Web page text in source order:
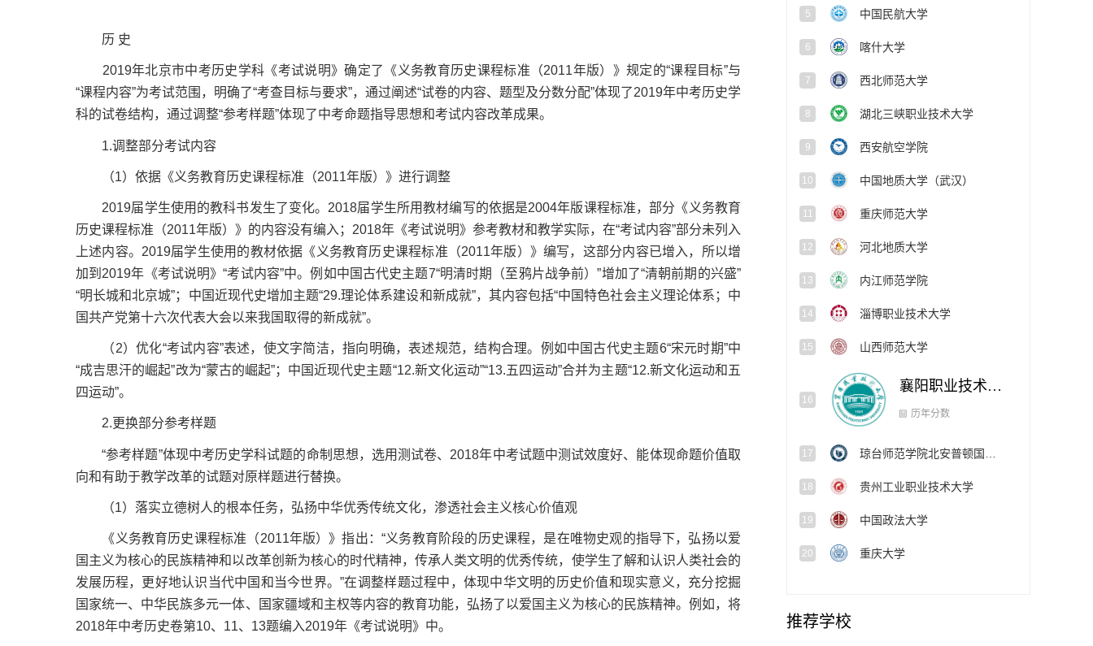
历 史
2019年北京市中考历史学科《考试说明》确定了《义务教育历史课程标准（2011年版）》规定的“课程目标”与
“课程内容”为考试范围，明确了“考查目标与要求”，通过阐述“试卷的内容、题型及分数分配”体现了2019年中考历史学
科的试卷结构，通过调整“参考样题”体现了中考命题指导思想和考试内容改革成果。
1.调整部分考试内容
（1）依据《义务教育历史课程标准（2011年版）》进行调整
2019届学生使用的教科书发生了变化。2018届学生所用教材编写的依据是2004年版课程标准，部分《义务教育
历史课程标准（2011年版）》的内容没有编入；2018年《考试说明》参考教材和教学实际，在“考试内容”部分未列入
上述内容。2019届学生使用的教材依据《义务教育历史课程标准（2011年版）》编写，这部分内容已增入，所以增
加到2019年《考试说明》“考试内容”中。例如中国古代史主题7“明清时期（至鸦片战争前）”增加了“清朝前期的兴盛”
“明长城和北京城”；中国近现代史增加主题“29.理论体系建设和新成就”，其内容包括“中国特色社会主义理论体系；中
国共产党第十六次代表大会以来我国取得的新成就”。
（2）优化“考试内容”表述，使文字简洁，指向明确，表述规范，结构合理。例如中国古代史主题6“宋元时期”中
“成吉思汗的崛起”改为“蒙古的崛起”；中国近现代史主题“12.新文化运动”“13.五四运动”合并为主题“12.新文化运动和五
四运动”。
2.更换部分参考样题
“参考样题”体现中考历史学科试题的命制思想，选用测试卷、2018年中考试题中测试效度好、能体现命题价值取
向和有助于教学改革的试题对原样题进行替换。
（1）落实立德树人的根本任务，弘扬中华优秀传统文化，渗透社会主义核心价值观
《义务教育历史课程标准（2011年版）》指出：“义务教育阶段的历史课程，是在唯物史观的指导下，弘扬以爱
国主义为核心的民族精神和以改革创新为核心的时代精神，传承人类文明的优秀传统，使学生了解和认识人类社会的
发展历程，更好地认识当代中国和当今世界。”在调整样题过程中，体现中华文明的历史价值和现实意义，充分挖掘
国家统一、中华民族多元一体、国家疆域和主权等内容的教育功能，弘扬了以爱国主义为核心的民族精神。例如，将
2018年中考历史卷第10、11、13题编入2019年《考试说明》中。
5 中国民航大学
6 喀什大学
7 西北师范大学
8 湖北三峡职业技术大学
9 西安航空学院
10 中国地质大学（武汉）
11 重庆师范大学
12 河北地质大学
13 内江师范学院
14 淄博职业技术大学
15 山西师范大学
襄阳职业技术大学
历年分数
18 贵州工业职业技术大学
19 中国政法大学
20 重庆大学
推荐学校